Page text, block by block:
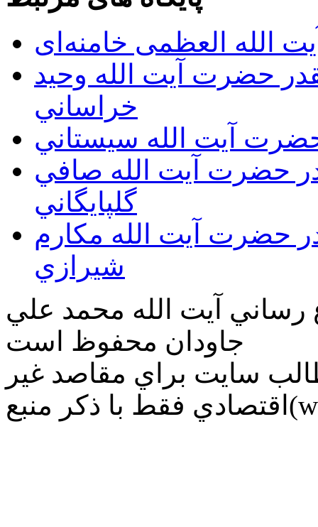
الله العظمی خامنه‌ای
حضرت آيت الله وحيد
خراساني
حضرت آيت الله سيستاني
حضرت آيت الله صافي
گلپايگاني
حضرت آيت الله مكارم
شيرازي
رساني آیت الله محمد علي
جاودان محفوظ است
سايت براي مقاصد غير